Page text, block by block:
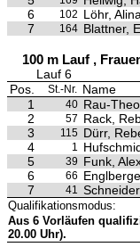
6
102 Löhr, Alina
7
164 Blattner,
100 m Lauf ,
Lauf 6
Pos.
St.-Nr. Name
1
40 Rau-
2
57 Rack,
3
115 Dürr,
4
1
5
39 Funk,
6
66
7
41
Qualifikationsmodus:
Aus 6 Vorläufen
20.00 Uhr).